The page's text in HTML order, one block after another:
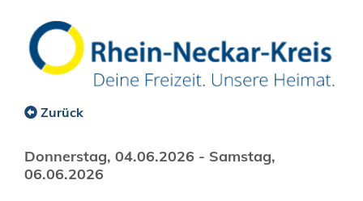
Zurück
Donnerstag, 04.06.2026 - Samstag,
06.06.2026